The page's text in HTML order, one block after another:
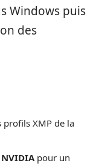
Windows puis
des
profils XMP de la
pour un